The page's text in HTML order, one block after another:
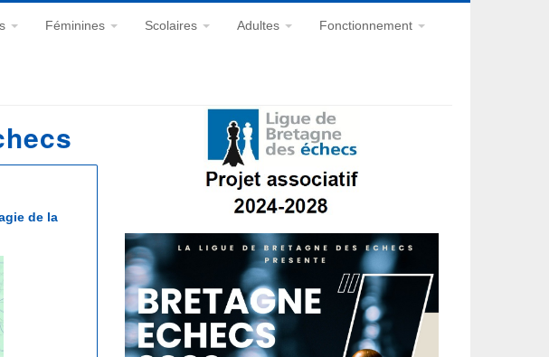
Féminines Scolaires Adultes Fonctionnement
de la